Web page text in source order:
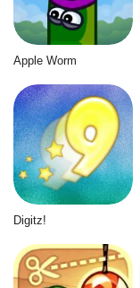
Apple Worm
Digitz!